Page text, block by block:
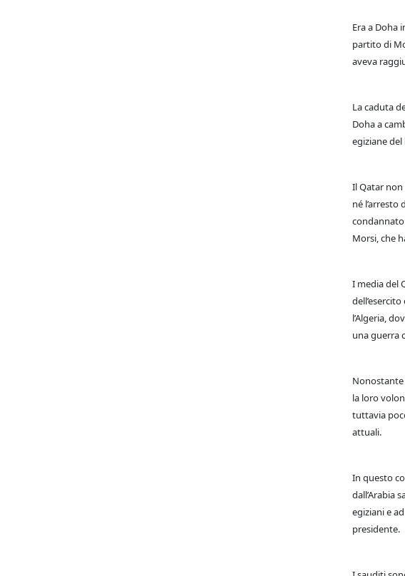
Era a Doha
partito di
aveva
La caduta
Doha a
egiziane
Il Qatar
né
Morsi, che
I media del
l’Algeria,
una guerra
la loro
tuttavia
attuali.
In questo
dall’Arabia
egiziani e
presidente.